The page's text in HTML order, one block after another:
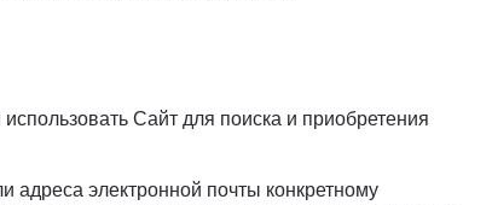
Сайт для поиска и приобретения
электронной почты конкретному